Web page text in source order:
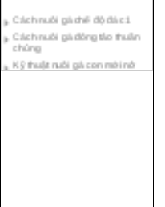
Cách nuôi gà đông tảo thuần
chủng
Kỹ thuật nuôi gà con mới nở
Hướng dẫn nuôi gà đá